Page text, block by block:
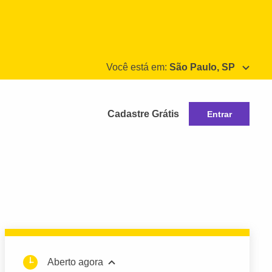
Você está em: São Paulo, SP
Cadastre Grátis Entrar
Aberto agora